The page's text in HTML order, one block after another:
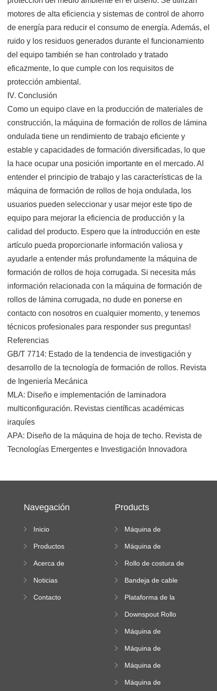
motores de alta eficiencia y sistemas de control de ahorro
de energía para reducir el consumo de energía. Además, el
ruido y los residuos generados durante el funcionamiento
del equipo también se han controlado y tratado
eficazmente, lo que cumple con los requisitos de
protección ambiental.
IV. Conclusión
Como un equipo clave en la producción de materiales de
construcción, la máquina de formación de rollos de lámina
ondulada tiene un rendimiento de trabajo eficiente y
estable y capacidades de formación diversificadas, lo que
la hace ocupar una posición importante en el mercado. Al
entender el principio de trabajo y las características de la
máquina de formación de rollos de hoja ondulada, los
usuarios pueden seleccionar y usar mejor este tipo de
equipo para mejorar la eficiencia de producción y la
calidad del producto. Espero que la introducción en este
artículo pueda proporcionarle información valiosa y
ayudarle a entender más profundamente la máquina de
formación de rollos de hoja corrugada. Si necesita más
información relacionada con la máquina de formación de
rollos de lámina corrugada, no dude en ponerse en
contacto con nosotros en cualquier momento, y tenemos
técnicos profesionales para responder sus preguntas!
Referencias
GB/T 7714: Estado de la tendencia de investigación y
desarrollo de la tecnología de formación de rollos. Revista
de Ingeniería Mecánica
MLA: Diseño e implementación de laminadora
multiconfiguración. Revistas científicas académicas
iraquíes
APA: Diseño de la máquina de hoja de techo. Revista de
Tecnologías Emergentes e Investigación Innovadora
Navegación
Inicio
Productos
Acerca de
Noticias
Contacto
Products
Máquina de
de doble capa
Máquina de
Rollo de costura de
máquina
Bandeja de cable
Machine
Plataforma de la
formación de
altitud
Downspout Rollo
máquina
Máquina de
de color
Máquina de
cresta cuadrada
Máquina de
de hoja corrugada
Máquina de